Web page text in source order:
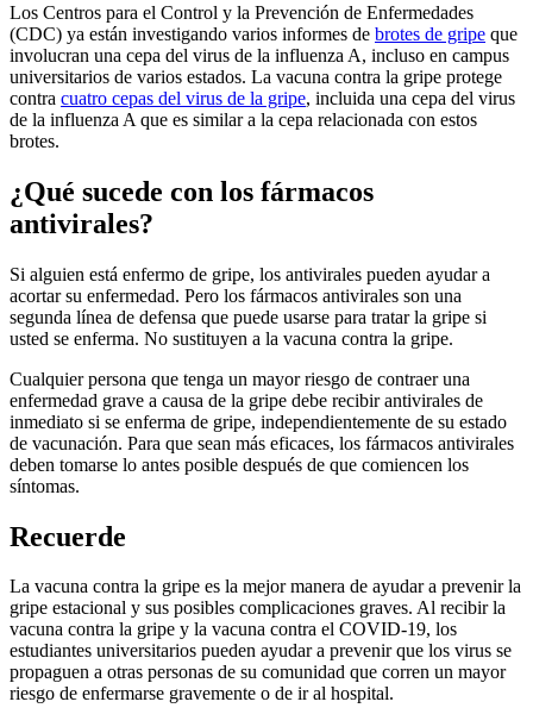
Los Centros para el Control y la Prevención de Enfermedades
(CDC) ya están investigando varios informes de brotes de gripe que
involucran una cepa del virus de la influenza A, incluso en campus
universitarios de varios estados. La vacuna contra la gripe protege
contra cuatro cepas del virus de la gripe, incluida una cepa del virus
de la influenza A que es similar a la cepa relacionada con estos
brotes.
¿Qué sucede con los fármacos
antivirales?
Si alguien está enfermo de gripe, los antivirales pueden ayudar a
acortar su enfermedad. Pero los fármacos antivirales son una
segunda línea de defensa que puede usarse para tratar la gripe si
usted se enferma. No sustituyen a la vacuna contra la gripe.
Cualquier persona que tenga un mayor riesgo de contraer una
enfermedad grave a causa de la gripe debe recibir antivirales de
inmediato si se enferma de gripe, independientemente de su estado
de vacunación. Para que sean más eficaces, los fármacos antivirales
deben tomarse lo antes posible después de que comiencen los
síntomas.
Recuerde
La vacuna contra la gripe es la mejor manera de ayudar a prevenir la
gripe estacional y sus posibles complicaciones graves. Al recibir la
vacuna contra la gripe y la vacuna contra el COVID-19, los
estudiantes universitarios pueden ayudar a prevenir que los virus se
propaguen a otras personas de su comunidad que corren un mayor
riesgo de enfermarse gravemente o de ir al hospital.